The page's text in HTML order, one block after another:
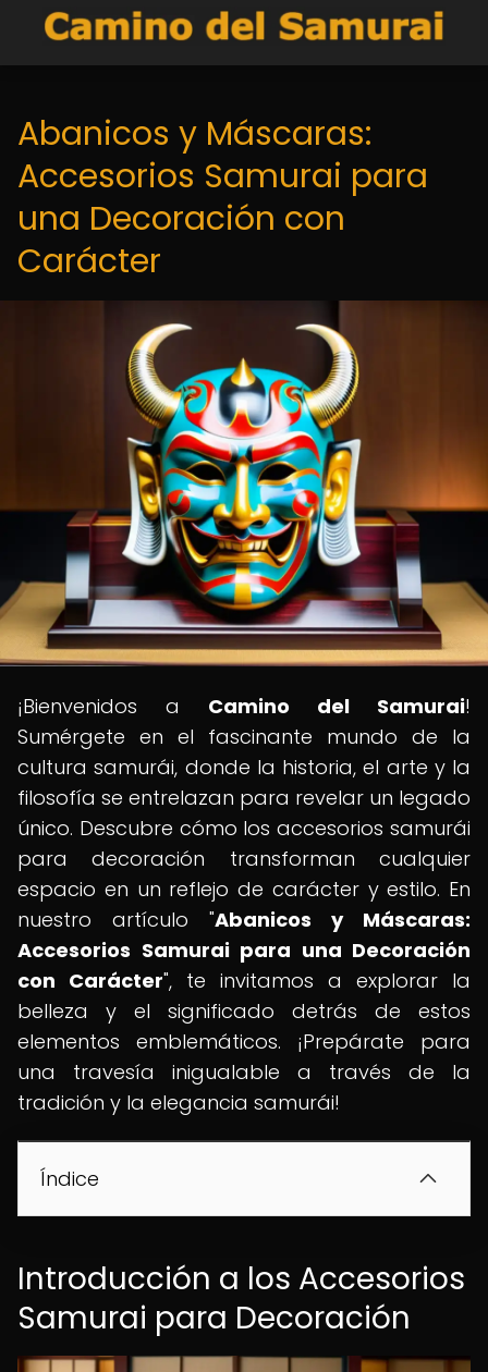
Abanicos y Máscaras:
Accesorios Samurai para
una Decoración con
Carácter
¡Bienvenidos a Camino del Samurai!
Sumérgete en el fascinante mundo de la
cultura samurái, donde la historia, el arte y la
filosofía se entrelazan para revelar un legado
único. Descubre cómo los accesorios samurái
para decoración transforman cualquier
espacio en un reflejo de carácter y estilo. En
nuestro artículo "Abanicos y Máscaras:
Accesorios Samurai para una Decoración
con Carácter", te invitamos a explorar la
belleza y el significado detrás de estos
elementos emblemáticos. ¡Prepárate para
una travesía inigualable a través de la
tradición y la elegancia samurái!
Índice
Introducción a los Accesorios
Samurai para Decoración